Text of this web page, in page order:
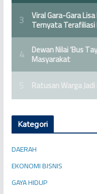
Kategori
DAERAH
EKONOMI BISNIS
GAYA HIDUP